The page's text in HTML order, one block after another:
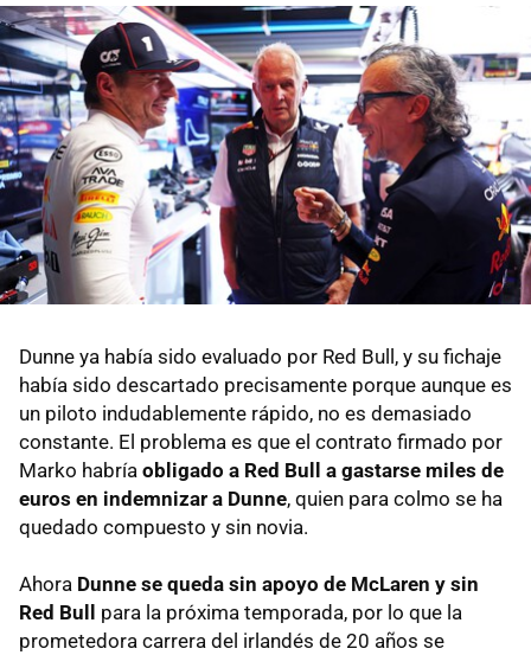
Dunne ya había sido evaluado por Red Bull, y su fichaje
había sido descartado precisamente porque aunque es
un piloto indudablemente rápido, no es demasiado
constante. El problema es que el contrato firmado por
Marko habría obligado a Red Bull a gastarse miles de
euros en indemnizar a Dunne, quien para colmo se ha
quedado compuesto y sin novia.
Ahora Dunne se queda sin apoyo de McLaren y sin
Red Bull
para la próxima temporada, por lo que la
prometedora carrera del irlandés de 20 años se